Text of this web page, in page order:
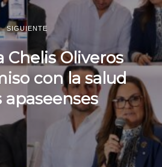
SIGUIENTE
Chelis Oliveros
con la salud
apaseenses